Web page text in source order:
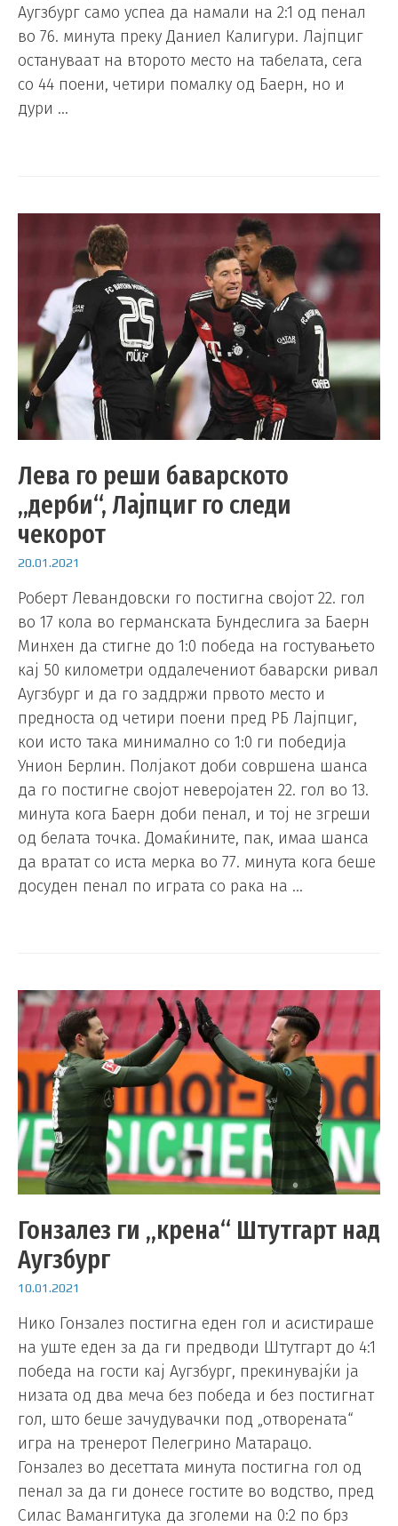
Аугзбург само успеа да намали на 2:1 од пенал
во 76. минута преку Даниел Калигури. Лајпциг
остануваат на второто место на табелата, сега
со 44 поени, четири помалку од Баерн, но и
дури …
Лева го реши баварското
„дерби“, Лајпциг го следи
чекорот
20.01.2021
Роберт Левандовски го постигна својот 22. гол
во 17 кола во германската Бундеслига за Баерн
Минхен да стигне до 1:0 победа на гостувањето
кај 50 километри оддалечениот баварски ривал
Аугзбург и да го заддржи првото место и
предноста од четири поени пред РБ Лајпциг,
кои исто така минимално со 1:0 ги победија
Унион Берлин. Полјакот доби совршена шанса
да го постигне својот неверојатен 22. гол во 13.
минута кога Баерн доби пенал, и тој не згреши
од белата точка. Домаќините, пак, имаа шанса
да вратат со иста мерка во 77. минута кога беше
досуден пенал по играта со рака на …
Гонзалез ги „крена“ Штутгарт над
Аугзбург
10.01.2021
Нико Гонзалез постигна еден гол и асистираше
на уште еден за да ги предводи Штутгарт до 4:1
победа на гости кај Аугзбург, прекинувајќи ја
низата од два меча без победа и без постигнат
гол, што беше зачудувачки под „отворената“
игра на тренерот Пелегрино Матарацо.
Гонзалез во десеттата минута постигна гол од
пенал за да ги донесе гостите во водство, пред
Силас Вамангитука да зголеми на 0:2 по брз